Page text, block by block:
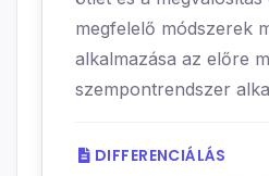
megfelelő módszerek
alkalmazása az előre
szempontrendszer
DIFFERENCIÁLÁS